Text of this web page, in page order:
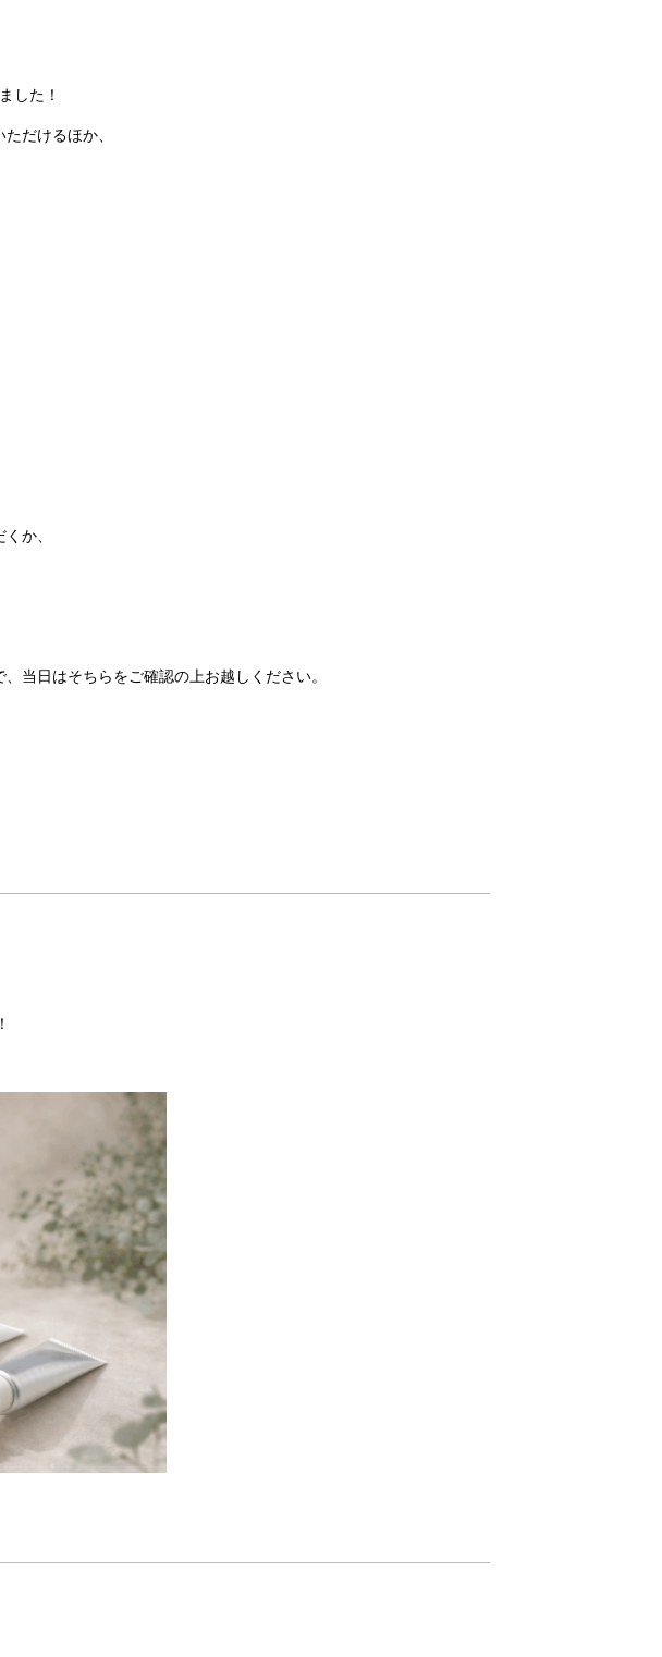
した！
だけるほか、
か、
当日はそちらをご確認の上お越しください。